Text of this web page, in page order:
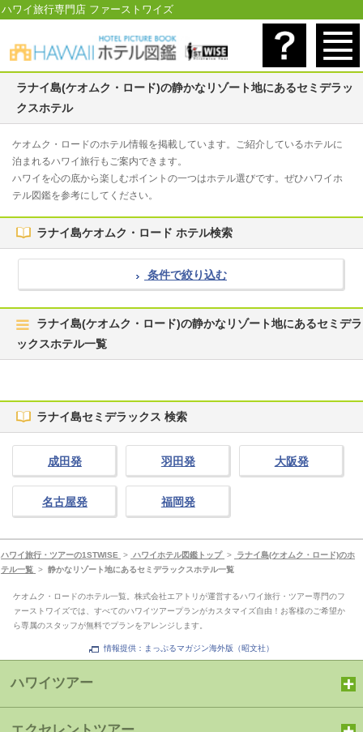
ハワイ旅行専門店 ファーストワイズ
ラナイ島(ケオムク・ロード)の静かなリゾート地にあるセミデラッ
クスホテル
ケオムク・ロードのホテル情報を掲載しています。ご紹介しているホテルに
泊まれるハワイ旅行もご案内できます。
ハワイを心の底から楽しむポイントの一つはホテル選びです。ぜひハワイホ
テル図鑑を参考にしてください。
ラナイ島ケオムク・ロード ホテル検索
条件で絞り込む
ラナイ島(ケオムク・ロード)の静かなリゾート地にあるセミデラ
ックスホテル一覧
ラナイ島セミデラックス 検索
成田発 羽田発 大阪発
名古屋発 福岡発
ハワイ旅行・ツアーの1STWISE > ハワイホテル図鑑トップ >
ラナイ島(ケオムク・ロード)のホ
テル一覧 >静かなリゾート地にあるセミデラックスホテル一覧
ケオムク・ロードのホテル一覧。株式会社エアトリが運営するハワイ旅行・ツアー専門のフ
ァーストワイズでは、すべてのハワイツアープランがカスタマイズ自由！お客様のご希望か
ら専属のスタッフが無料でプランをアレンジします。
情報提供：まっぷるマガジン海外版（昭文社）
ハワイツアー